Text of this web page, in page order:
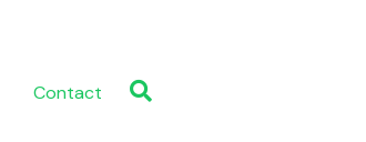
Contact